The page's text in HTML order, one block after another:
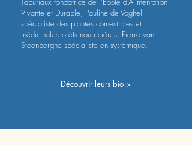
Vivante et Durable, Pauline de Voghel
spécialiste des plantes comestibles et
médicinales-forêts nourricières, Pierre van
Steenberghe spécialiste en systémique.
Découvrir leurs bio >